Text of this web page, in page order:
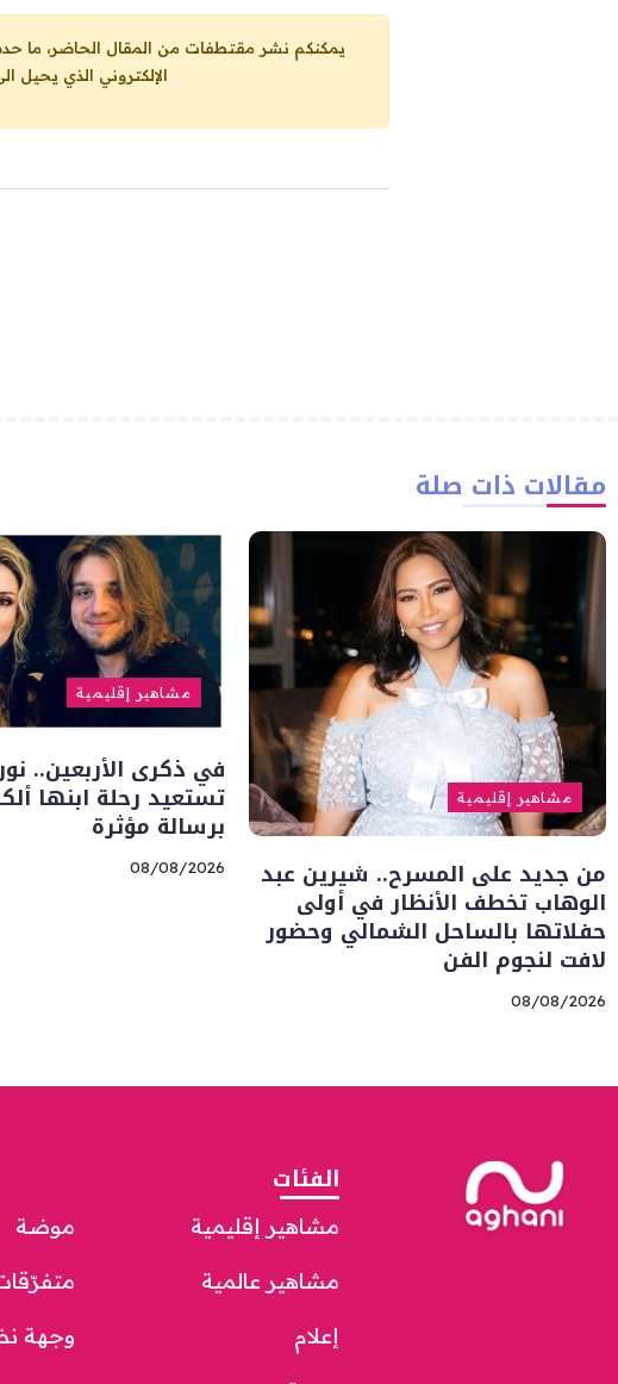
يمكنكم نشر مقتطفات من المقال الحاضر، ما حده الاقصى 25% من مجموع المقال، شرط: ذكر اسم المؤلف
الإلكتروني الذي يحيل
مقالات ذات صلة
مشاهير إقليمية
من جديد على المسرح.. شيرين عبد
الوهاب تخطف الأنظار في أولى
حفلاتها بالساحل الشمالي وحضور
لافت لنجوم الفن
08/08/2026
مشاهير إقليمية
في ذكرى الأربعين..
تستعيد رحلة ابنها
برسالة مؤثرة
08/08/2026
الفئات
مشاهير إقليمية
مشاهير عالمية
إعلام
موضة
وجهة